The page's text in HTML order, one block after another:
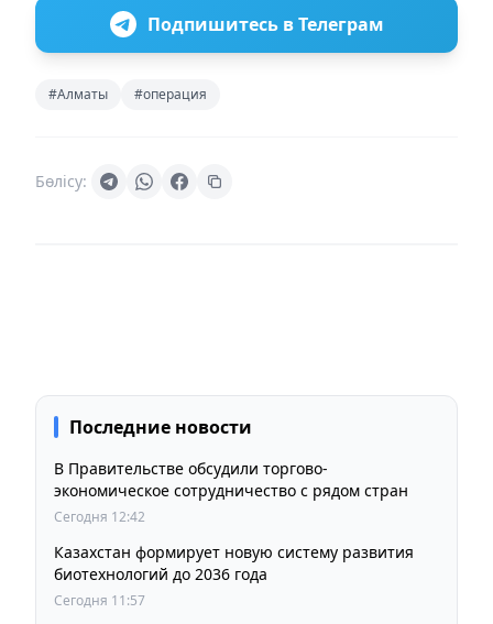
Подпишитесь в Телеграм
#Алматы #операция
Бөлісу:
Последние новости
В Правительстве обсудили торгово-
экономическое сотрудничество с рядом стран
Сегодня 12:42
Казахстан формирует новую систему развития
биотехнологий до 2036 года
Сегодня 11:57